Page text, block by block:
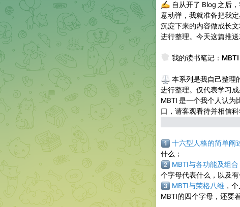
✍️自从开了 Blog 之后
意动弹，我就准备把我
沉淀下来的内容做成长
进行整理。今天这篇推
📚我的读书笔记：MBTI
⚖️本系列是我自己整理
进行整理。仅代表学习
MBTI 是一个我个人认为
口，请客观看待并相信科
1️⃣十六型人格的简单阐
什么；
2️⃣MBTI与各功能及组合
个字母代表什么，以及有
3️⃣MBTI与荣格八维，个
MBTI的四个字母，还要